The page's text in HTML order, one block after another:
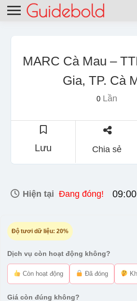
MARC Cà Mau –
Gia, TP. Cà
0Lần
Lưu Chia sẻ
Hiện tại Đang đóng!
Độ tươi dữ liệu: 20%
Dịch vụ còn hoạt động không?
Còn hoạt động Đã đóng
Giá còn đúng không?